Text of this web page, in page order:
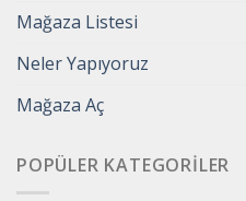
Mağaza Listesi
Neler Yapıyoruz
Mağaza Aç
POPÜLER KATEGORILER